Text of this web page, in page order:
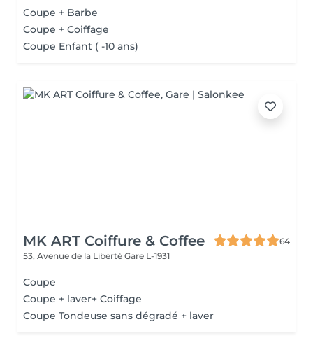
Coupe + Barbe
Coupe + Coiffage
Coupe Enfant ( -10 ans)
MK ART Coiffure & Coffee
64
53, Avenue de la Liberté Gare L-1931
Coupe
Coupe + laver+ Coiffage
Coupe Tondeuse sans dégradé + laver